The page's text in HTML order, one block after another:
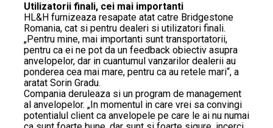
Utilizatorii finali, cei mai importanti
HL&H furnizeaza resapate atat catre Bridgestone
Romania, cat si pentru dealeri si utilizatori finali.
„Pentru mine, mai importanti sunt transportatorii,
pentru ca ei ne pot da un feedback obiectiv asupra
anvelopelor, dar in cuantumul vanzarilor dealerii au
ponderea cea mai mare, pentru ca au retele mari“, a
aratat Sorin Gradu.
Compania deruleaza si un program de management
al anvelopelor. „In momentul in care vrei sa convingi
potentialul client ca anvelopele pe care le ai nu numai